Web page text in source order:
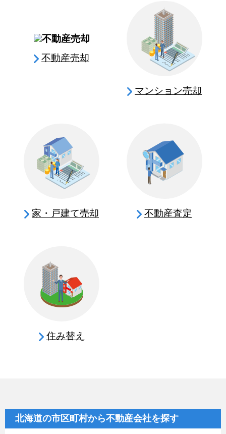
不動産売却
マンション売却
家・戸建て売却 不動産査定
住み替え
北海道の市区町村から不動産会社を探す